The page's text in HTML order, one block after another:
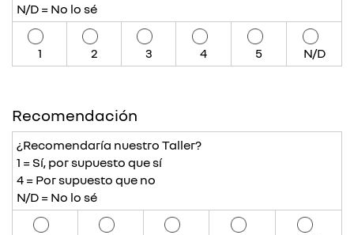
N/D = No lo sé
1 2 3 4 5 N/D
Recomendación
¿Recomendaría nuestro Taller?
1 = Sí, por supuesto que sí
4 = Por supuesto que no
N/D = No lo sé